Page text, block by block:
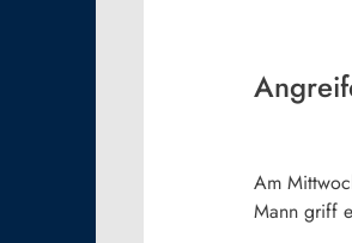
Am
Mann griff